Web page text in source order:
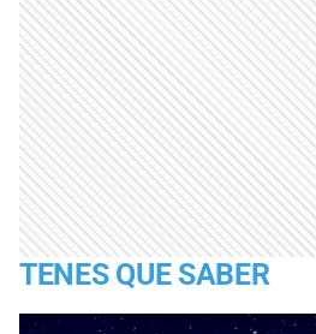
TENES QUE SABER